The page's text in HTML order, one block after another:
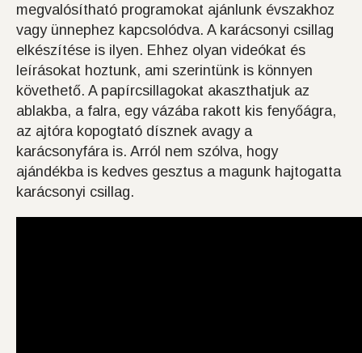
megvalósítható programokat ajánlunk évszakhoz
vagy ünnephez kapcsolódva. A karácsonyi csillag
elkészítése is ilyen. Ehhez olyan videókat és
leírásokat hoztunk, ami szerintünk is könnyen
követhető. A papírcsillagokat akaszthatjuk az
ablakba, a falra, egy vázába rakott kis fenyőágra,
az ajtóra kopogtató dísznek avagy a
karácsonyfára is. Arról nem szólva, hogy
ajándékba is kedves gesztus a magunk hajtogatta
karácsonyi csillag.